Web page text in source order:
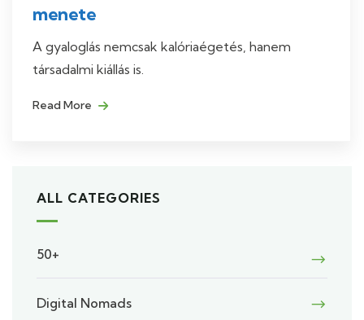
menete
A gyaloglás nemcsak kalóriaégetés, hanem
társadalmi kiállás is.
Read More
ALL CATEGORIES
50+
Digital Nomads